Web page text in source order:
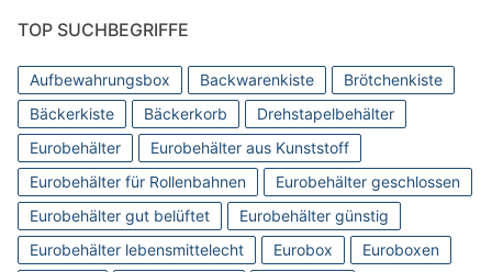
TOP SUCHBEGRIFFE
Aufbewahrungsbox Backwarenkiste
Brötchenkiste
Bäckerkiste
Bäckerkorb
Drehstapelbehälter
Eurobehälter
Eurobehälter aus Kunststoff
Eurobehälter für Rollenbahnen
Eurobehälter geschlossen
Eurobehälter gut belüftet
Eurobehälter günstig
Eurobehälter lebensmittelecht
Eurobox
Euroboxen